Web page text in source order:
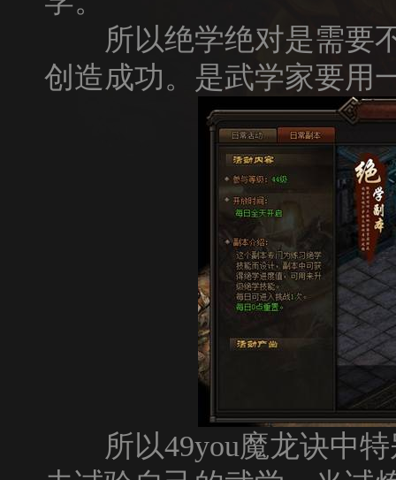
所以绝学绝对是需要不
创造成功。是武学家要用
所以49you魔龙诀中特